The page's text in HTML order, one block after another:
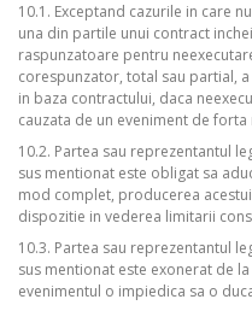
10.1. Exceptand cazurile in care
una din partile unui contract
raspunzatoare pentru
corespunzator, total sau partial,
in baza contractului, daca
cauzata de un eveniment de forta
10.2. Partea sau reprezentantul
sus mentionat este obligat sa
mod complet, producerea
dispozitie in vederea limitarii
10.3. Partea sau reprezentantul
sus mentionat este exonerat de
evenimentul o impiedica sa o